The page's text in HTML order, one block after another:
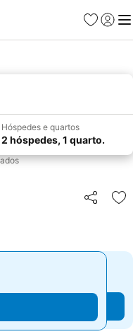
Favoritos
Iniciar
Hóspedes e quartos
2 hóspedes, 1 quarto.
Partilhar